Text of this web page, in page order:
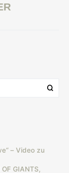
– Video zu
GIANTS,